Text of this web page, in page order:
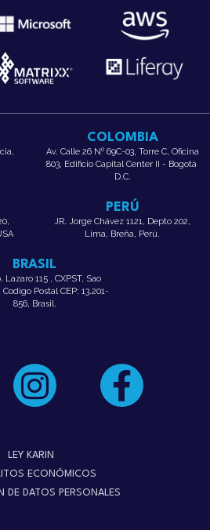
COLOMBIA
Av. Calle 26 Nº 69C-03, Torre C, Oficina
803, Edificio Capital Center II - Bogotá
D.C.
PERÚ
JR. Jorge Chávez 1121, Depto 202,
Lima, Breña, Perú.
BRASIL
Lazaro 115 , CXPST, Sao
Codigo Postal CEP: 13.201-
856, Brasil.
LEY KARIN
ECONÓMICOS
DE DATOS PERSONALES